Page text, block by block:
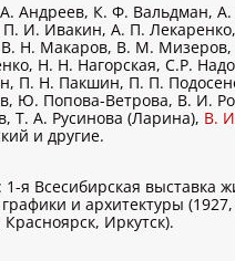
Андреев, К. Ф. Вальдман,
П. И. Ивакин, А. П.
Н. Макаров, В. М. Мизеров,
Н. Н. Нагорская, С.Р.
П. Н. Пакшин, П. П.
Ю. Попова-Ветрова, В. И.
Т. А. Русинова (Ларина), В.
и другие.
: 1-я Всесибирская выставка
и архитектуры
Иркутск).